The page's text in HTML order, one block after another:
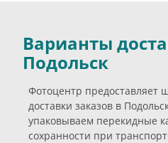
Варианты
Подольск
Фотоцентр предоставляет
доставки заказов в
упаковываем перекидные
сохранности при